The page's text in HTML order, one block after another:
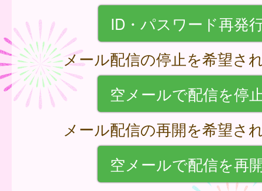
ID・パスワード再発
メール配信の停止を希望さ
空メールで配信を停
メール配信の再開を希望さ
空メールで配信を再